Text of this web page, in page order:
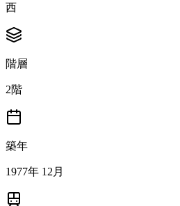
西
階層
2階
築年
1977年 12月